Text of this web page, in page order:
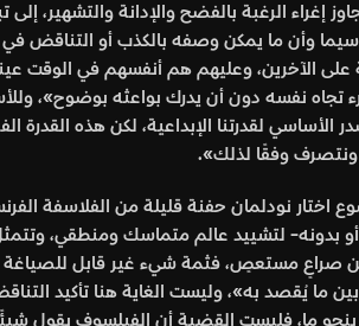
إغراء الرغبة بالفضح والإدانة والتشهير،
وأن ما يمكن وصفه بالكذب أو التناقض في
على الآخرين، وعليهم هم أنفسهم في الوقت
تجاه نفسه دون أن يدرك بواعثه بوضوح»،
الأساسي لقدرتنا الإبداعية، لكن هذه
ونتصرف وفقًا لذلك».
اختار نودلمان حفنة قليلة من الفلاسفة
بدونه- لتشييد عالم متماسك ومنطقي، وتتمثل -
صراعٍ مستعصٍ، فثمة شيء غير قابل للصياغة
ما يُقصد به»، وليست الغاية هنا تأكيد
ما، فليست القضية أن الفيلسوف يقول شيئًا